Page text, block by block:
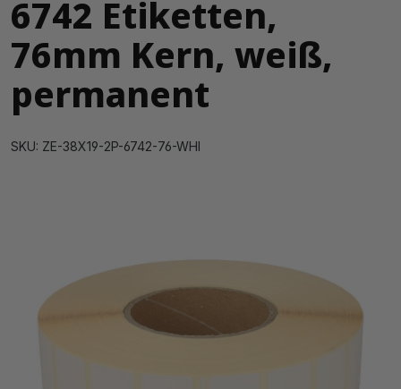
6742 Etiketten,
76mm Kern, weiß,
permanent
SKU: ZE-38X19-2P-6742-76-WHI